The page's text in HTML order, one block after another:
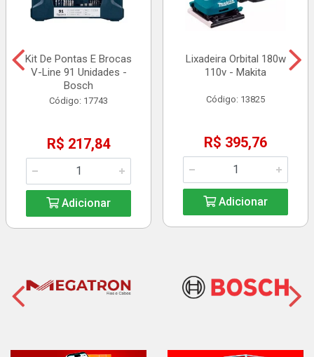
Kit De Pontas E Brocas
V-Line 91 Unidades -
Bosch
Código: 17743
R$ 217,84
Adicionar
Lixadeira Orbital 180w
110v - Makita
Código: 13825
R$ 395,76
Adicionar